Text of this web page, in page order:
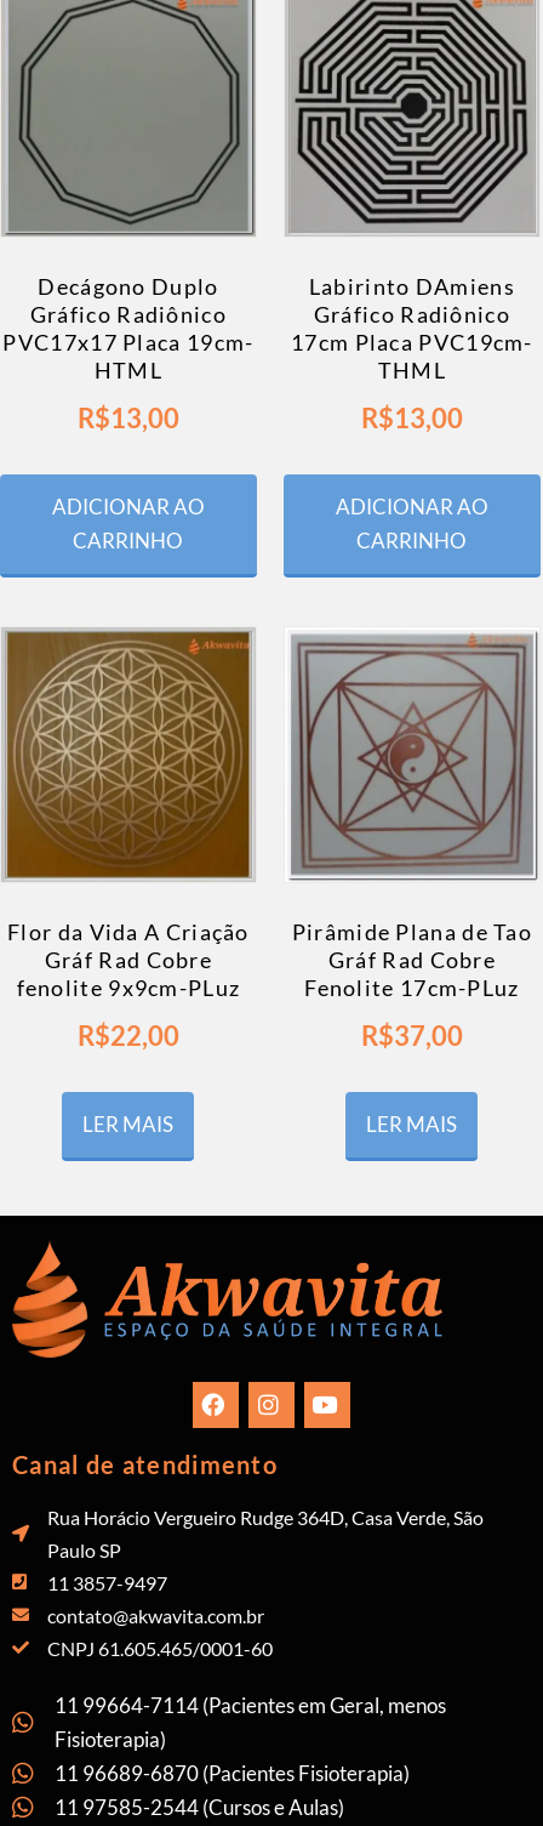
Decágono Duplo
Gráfico Radiônico
PVC17x17 Placa 19cm-
HTML
R$13,00
ADICIONAR AO
CARRINHO
Labirinto DAmiens
Gráfico Radiônico
17cm Placa PVC19cm-
THML
R$13,00
ADICIONAR AO
CARRINHO
Flor da Vida A Criação
Gráf Rad Cobre
fenolite 9x9cm-PLuz
R$22,00
LER MAIS
Pirâmide Plana de Tao
Gráf Rad Cobre
Fenolite 17cm-PLuz
R$37,00
LER MAIS
Canal de atendimento
Rua Horácio Vergueiro Rudge 364D, Casa Verde, São
Paulo SP
11 3857-9497
contato@akwavita.com.br
CNPJ 61.605.465/0001-60
11 99664-7114 (Pacientes em Geral, menos
Fisioterapia)
11 96689-6870 (Pacientes Fisioterapia)
11 97585-2544 (Cursos e Aulas)